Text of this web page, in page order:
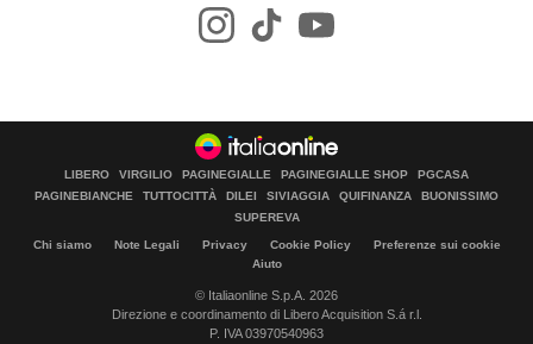
LIBERO VIRGILIO PAGINEGIALLE PAGINEGIALLE SHOP
PGCASA
PAGINEBIANCHE
TUTTOCITTÀ DILEI SIVIAGGIA QUIFINANZA
BUONISSIMO
SUPEREVA
Chi siamo Note Legali Privacy Cookie Policy
Preferenze sui cookie
Aiuto
© Italiaonline S.p.A. 2026
Direzione e coordinamento di Libero Acquisition S.á r.l.
P. IVA 03970540963